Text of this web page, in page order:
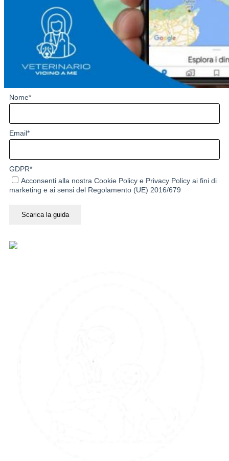
Nome*
Email*
GDPR*
Acconsenti alla nostra Cookie Policy e Privacy Policy ai fini di
marketing e ai sensi del Regolamento (UE) 2016/679
Scarica la guida